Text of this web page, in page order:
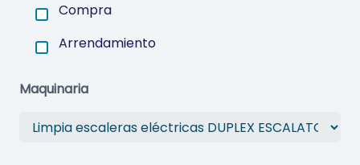
Compra
Arrendamiento
Maquinaria